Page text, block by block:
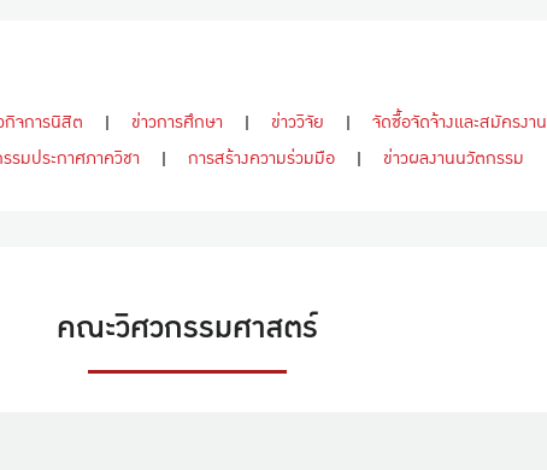
กิจการนิสิต ข่าวการศึกษา ข่าววิจัย
จัดซื้อจัดจ้างและสมัครงาน
รมประกาศภาควิชา การสร้างความร่วมมือ ข่าวผลงานนวัตกรรม
คณะวิศวกรรมศาสตร์